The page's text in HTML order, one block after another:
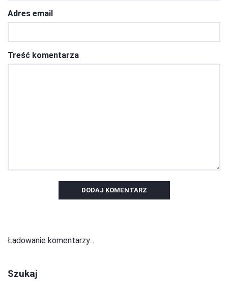
Adres email
Treść komentarza
DODAJ KOMENTARZ
Ładowanie komentarzy...
Szukaj